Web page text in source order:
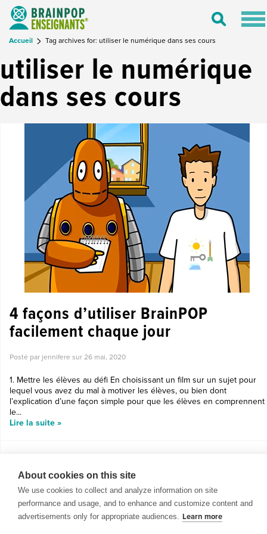
Toggle
Accueil Tag archives for: utiliser le numérique dans ses cours
utiliser le numérique
dans ses cours
4 façons d’utiliser BrainPOP
facilement chaque jour
Posté par jennifere sur 26 mai, 2020
1. Mettre les élèves au défi En choisissant un film sur un sujet pour
lequel vous avez du mal à motiver les élèves, ou bien dont
l’explication d’une façon simple pour que les élèves en comprennent
le...
Lire la suite »
About cookies on this site
We use cookies to collect and analyze information on site
performance and usage, and to enhance and customize content and
advertisements only for appropriate audiences. Learn more